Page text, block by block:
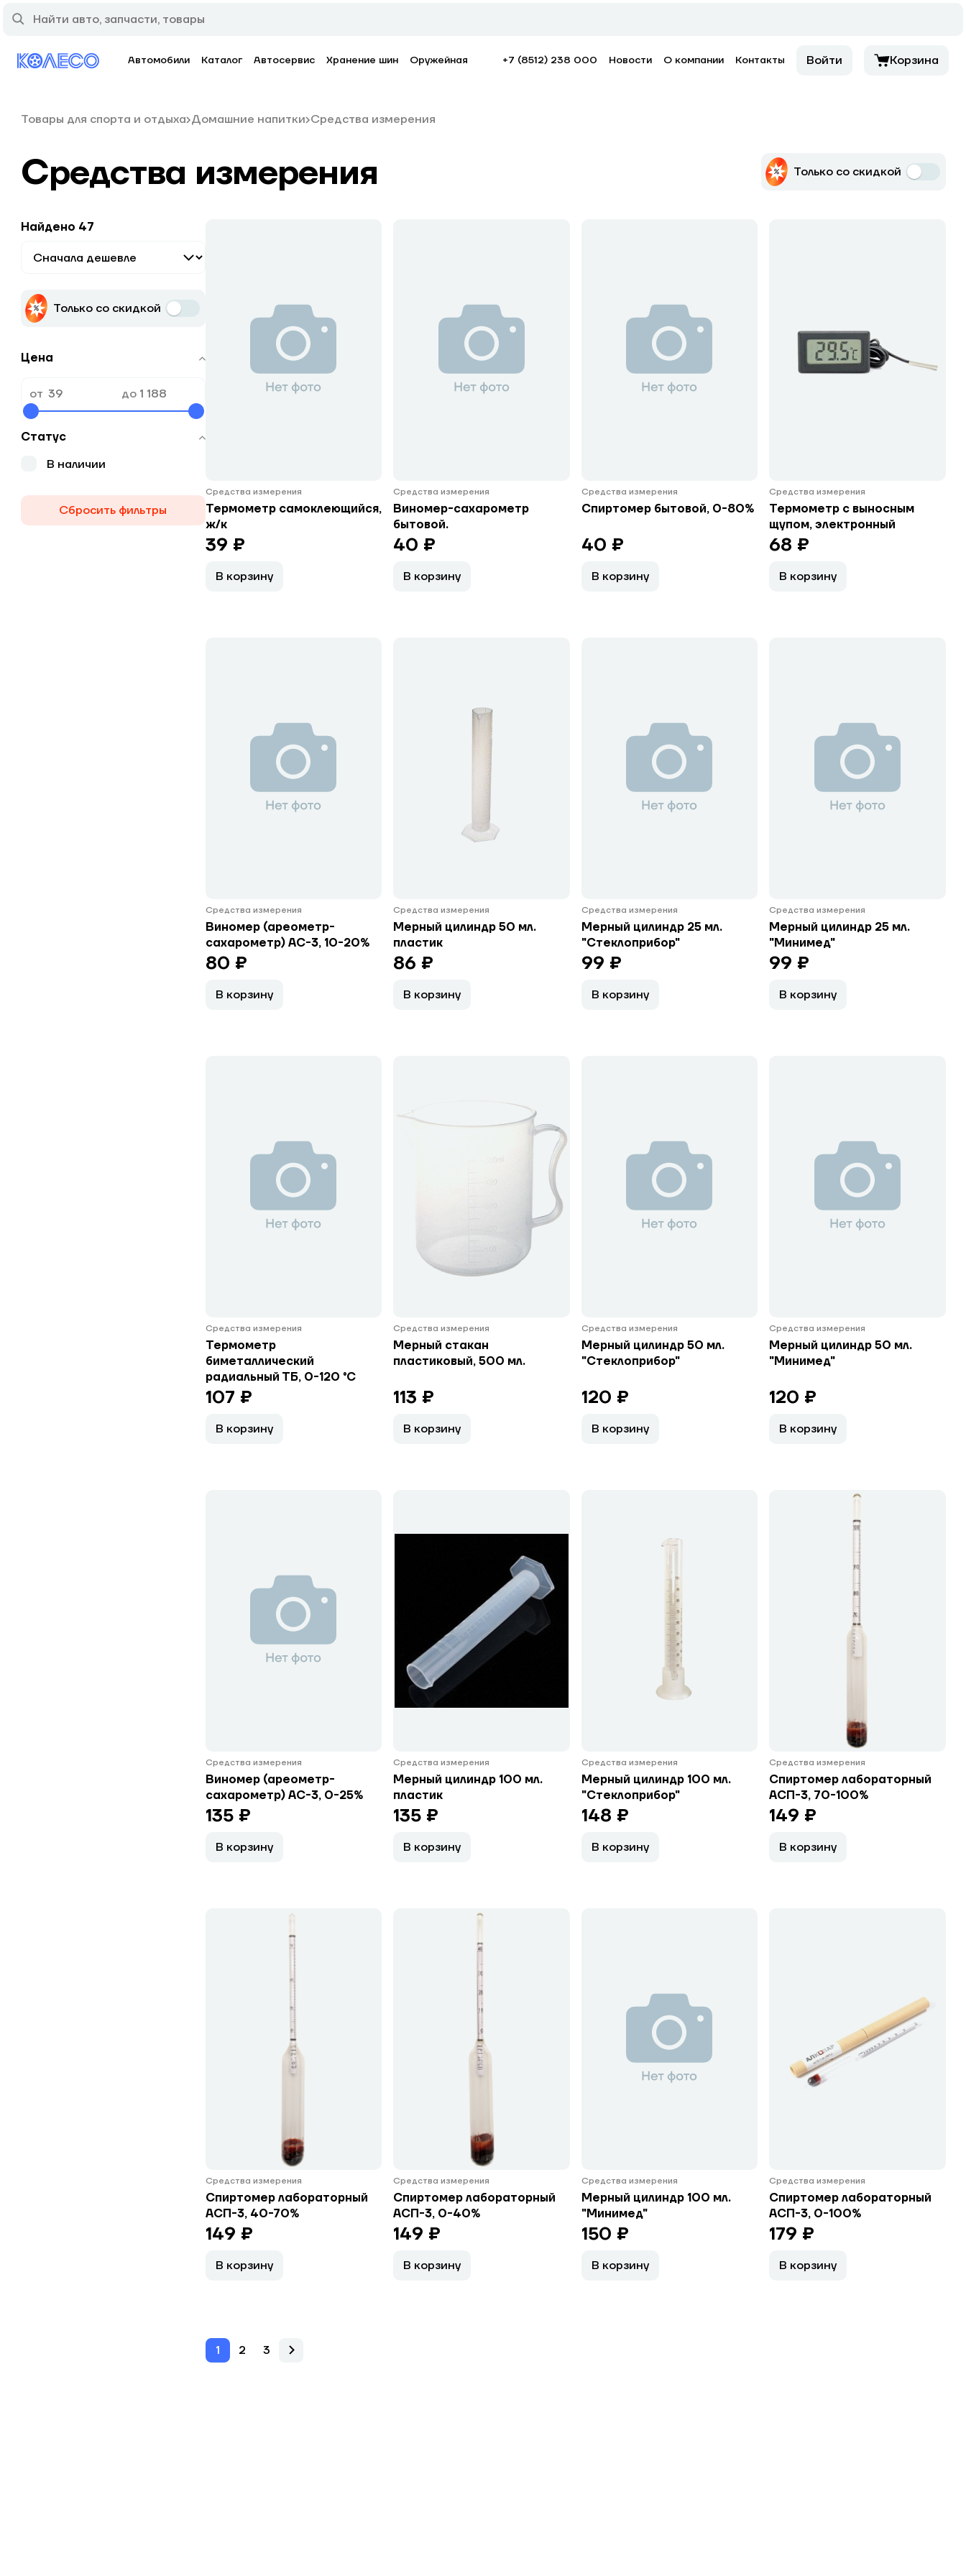
Автомобили Каталог Автосервис Хранение шин Оружейная +7 (8512) 238 000 Новости О компании Контакты Войти Корзина
Товары для спорта и отдыха Домашние напитки Средства измерения
Средства измерения Только со скидкой
Найдено 47
Только со скидкой
Цена
от до
Статус
В наличии
Сбросить фильтры
Средства измерения
Термометр самоклеющийся,
ж/к
39 ₽
В корзину
Средства измерения
Виномер-сахарометр
бытовой.
40 ₽
В корзину
Средства измерения
Спиртомер бытовой, 0-80%
40 ₽
В корзину
Средства измерения
Термометр с выносным
щупом, электронный
68 ₽
В корзину
Средства измерения
Виномер (ареометр-
сахарометр) АС-3, 10-20%
80 ₽
В корзину
Средства измерения
Мерный цилиндр 50 мл.
пластик
86 ₽
В корзину
Средства измерения
Мерный цилиндр 25 мл.
"Стеклоприбор"
99 ₽
В корзину
Средства измерения
Мерный цилиндр 25 мл.
"Минимед"
99 ₽
В корзину
Средства измерения
Термометр
биметаллический
радиальный ТБ, 0-120 °C
107 ₽
В корзину
Средства измерения
Мерный стакан
пластиковый, 500 мл.
113 ₽
В корзину
Средства измерения
Мерный цилиндр 50 мл.
"Стеклоприбор"
120 ₽
В корзину
Средства измерения
Мерный цилиндр 50 мл.
"Минимед"
120 ₽
В корзину
Средства измерения
Виномер (ареометр-
сахарометр) АС-3, 0-25%
135 ₽
В корзину
Средства измерения
Мерный цилиндр 100 мл.
пластик
135 ₽
В корзину
Средства измерения
Мерный цилиндр 100 мл.
"Стеклоприбор"
148 ₽
В корзину
Средства измерения
Спиртомер лабораторный
АСП-3, 70-100%
149 ₽
В корзину
Средства измерения
Спиртомер лабораторный
АСП-3, 40-70%
149 ₽
В корзину
Средства измерения
Спиртомер лабораторный
АСП-3, 0-40%
149 ₽
В корзину
Средства измерения
Мерный цилиндр 100 мл.
"Минимед"
150 ₽
В корзину
Средства измерения
Спиртомер лабораторный
АСП-3, 0-100%
179 ₽
В корзину
1 2 3